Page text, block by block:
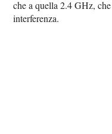
che a quella 2.4 GHz,
interferenza.